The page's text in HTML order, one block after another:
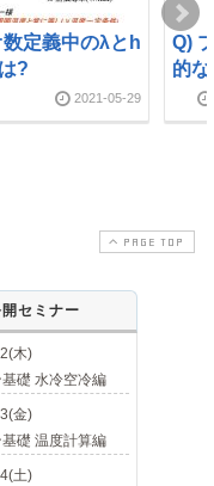
数定義中のλとh
?
2021-05-29
Q)
的
PAGE TOP
セミナー
木)
礎 水冷空冷編
金)
礎 温度計算編
土)